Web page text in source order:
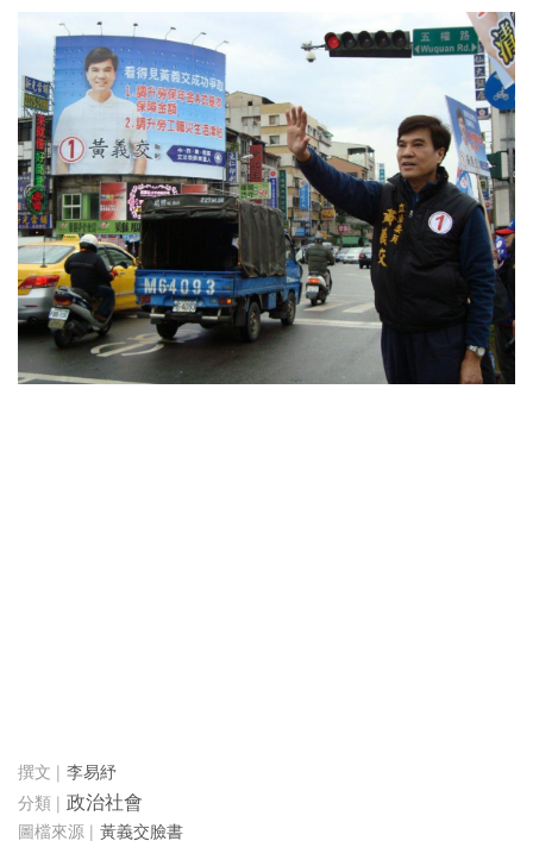
李易紓
政治社會
黃義交臉書